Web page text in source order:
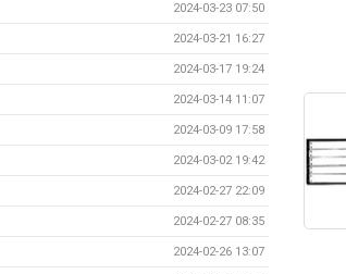
2024-03-23 07:50
2024-03-21 16:27
2024-03-17 19:24
2024-03-14 11:07
2024-03-09 17:58
2024-03-02 19:42
2024-02-27 22:09
2024-02-27 08:35
2024-02-26 13:07